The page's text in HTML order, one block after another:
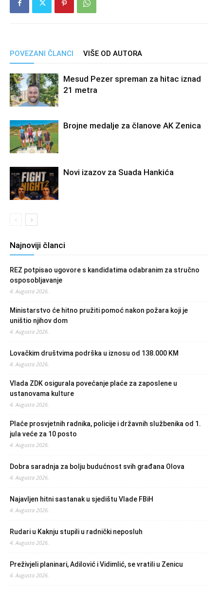
POVEZANI ČLANCI VIŠE OD AUTORA
Mesud Pezer spreman za hitac iznad
21 metra
Brojne medalje za članove AK Zenica
Novi izazov za Suada Hankića
Najnoviji članci
REZ potpisao ugovore s kandidatima odabranim za stručno
osposobljavanje
4. Augusta 2026.
Ministarstvo će hitno pružiti pomoć nakon požara koji je
uništio njihov dom
4. Augusta 2026.
Lovačkim društvima podrška u iznosu od 138.000 KM
4. Augusta 2026.
Vlada ZDK osigurala povećanje plaće za zaposlene u
ustanovama kulture
4. Augusta 2026.
Plaće prosvjetnih radnika, policije i državnih službenika od 1.
jula veće za 10 posto
4. Augusta 2026.
Dobra saradnja za bolju budućnost svih građana Olova
4. Augusta 2026.
Najavljen hitni sastanak u sjedištu Vlade FBiH
4. Augusta 2026.
Rudari u Kaknju stupili u radnički neposluh
4. Augusta 2026.
Preživjeli planinari, Adilović i Vidimlić, se vratili u Zenicu
4. Augusta 2026.